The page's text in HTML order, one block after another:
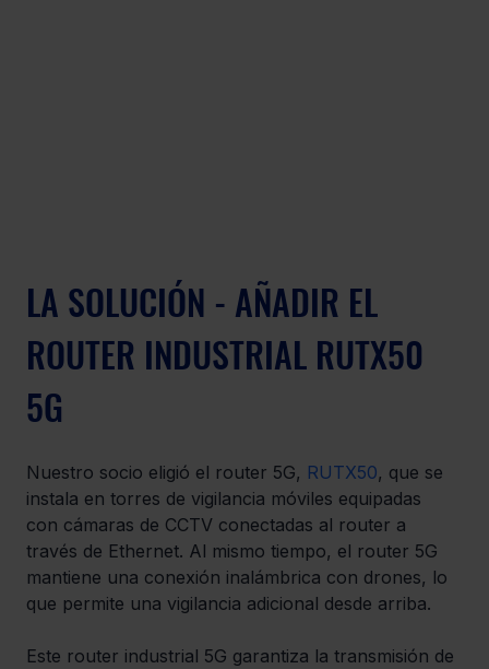
LA SOLUCIÓN - AÑADIR EL
ROUTER INDUSTRIAL RUTX50
5G
Nuestro socio eligió el router 5G, RUTX50, que se
instala en torres de vigilancia móviles equipadas
con cámaras de CCTV conectadas al router a
través de Ethernet. Al mismo tiempo, el router 5G
mantiene una conexión inalámbrica con drones, lo
que permite una vigilancia adicional desde arriba.
Este router industrial 5G garantiza la transmisión de